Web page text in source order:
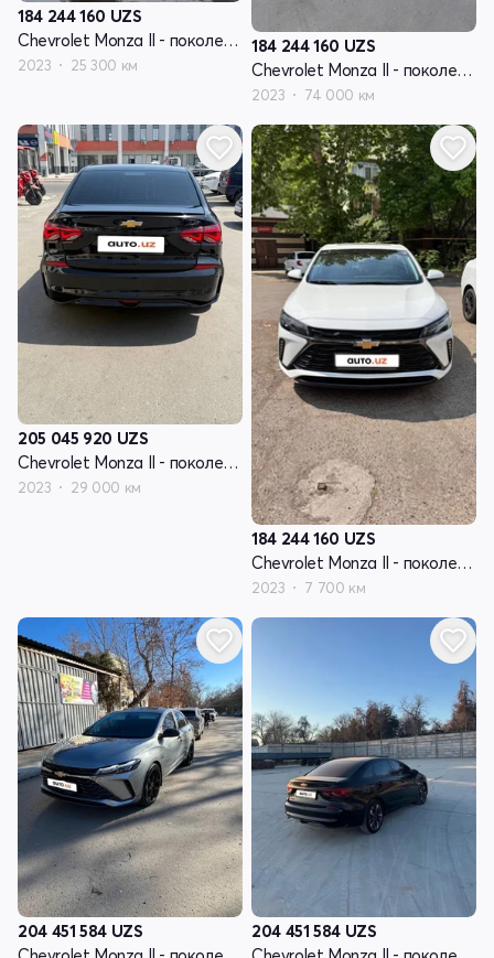
184 244 160 UZS
Chevrolet Monza II - поколение рестайлинг
2023 25 300 км
184 244 160 UZS
Chevrolet Monza II - поколение рестайлинг
2023 74 000 км
205 045 920 UZS
Chevrolet Monza II - поколение рестайлинг
2023 29 000 км
184 244 160 UZS
Chevrolet Monza II - поколение рестайлинг
2023 7 700 км
204 451 584 UZS
204 451 584 UZS